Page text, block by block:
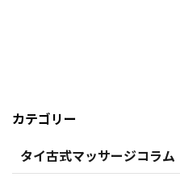
カテゴリー
タイ古式マッサージコラム